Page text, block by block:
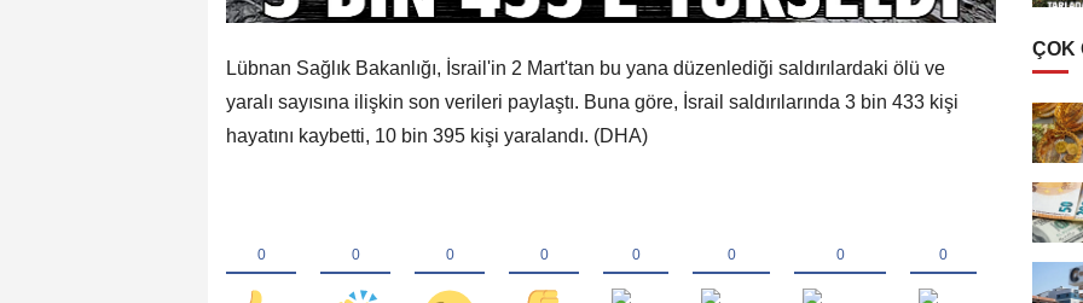
Lübnan Sağlık Bakanlığı, İsrail'in 2 Mart'tan bu yana düzenlediği saldırılardaki ölü ve
yaralı sayısına ilişkin son verileri paylaştı. Buna göre, İsrail saldırılarında 3 bin 433 kişi
hayatını kaybetti, 10 bin 395 kişi yaralandı. (DHA)
ÇOK